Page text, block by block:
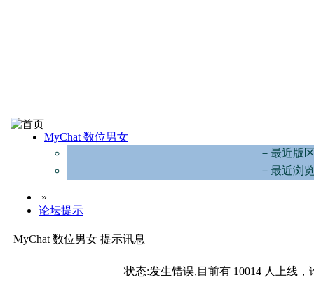
MyChat 数位男女
－最近版
－最近浏
»
论坛提示
MyChat 数位男女 提示讯息
状态:发生错误,目前有 10014 人上线